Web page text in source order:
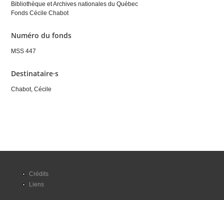
Bibliothèque et Archives nationales du Québec
Fonds Cécile Chabot
Numéro du fonds
MSS 447
Destinataire·s
Chabot, Cécile
Crédits
Liens